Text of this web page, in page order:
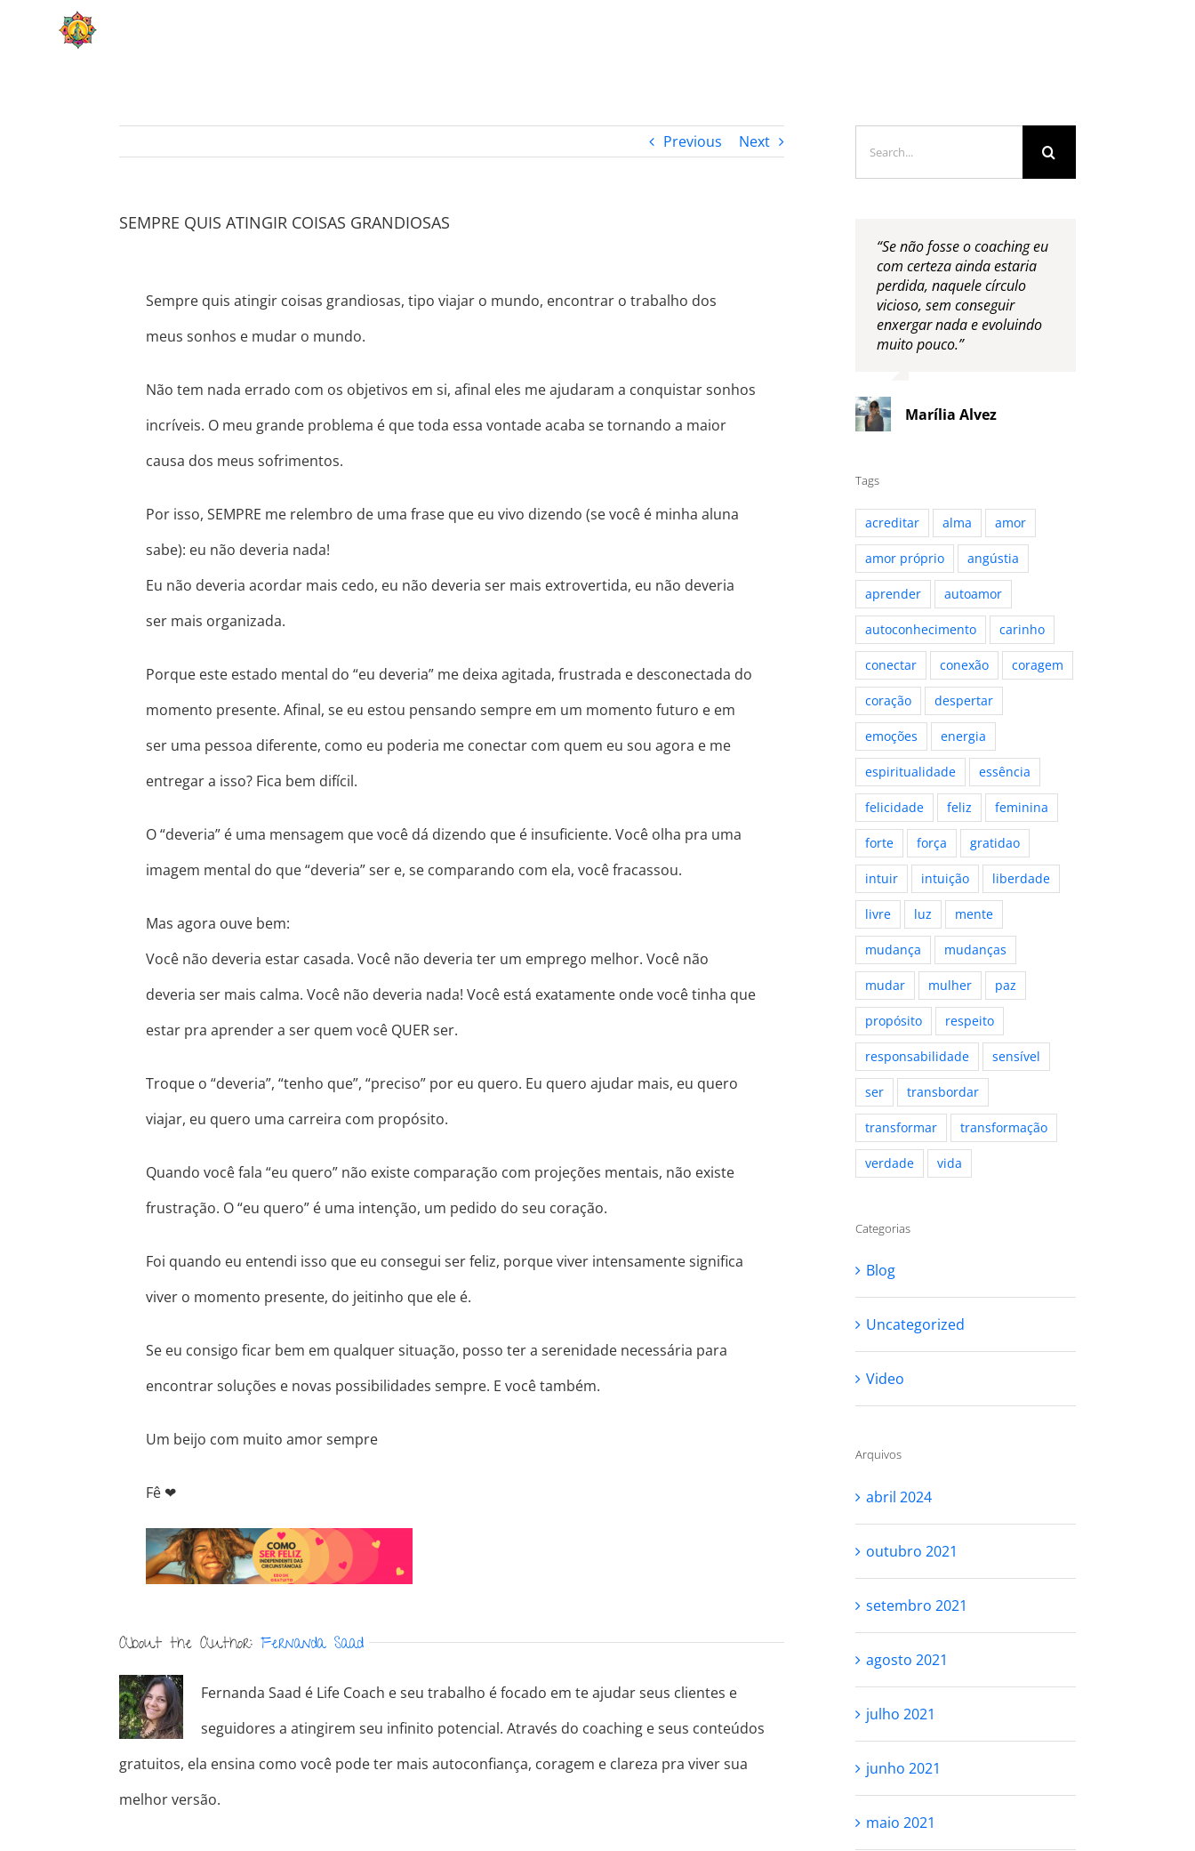
Previous Next
SEMPRE QUIS ATINGIR COISAS GRANDIOSAS
Sempre quis atingir coisas grandiosas, tipo viajar o mundo, encontrar o trabalho dos
meus sonhos e mudar o mundo.
Não tem nada errado com os objetivos em si, afinal eles me ajudaram a conquistar sonhos
incríveis. O meu grande problema é que toda essa vontade acaba se tornando a maior
causa dos meus sofrimentos.
Por isso, SEMPRE me relembro de uma frase que eu vivo dizendo (se você é minha aluna
sabe): eu não deveria nada!
Eu não deveria acordar mais cedo, eu não deveria ser mais extrovertida, eu não deveria
ser mais organizada.
Porque este estado mental do “eu deveria” me deixa agitada, frustrada e desconectada do
momento presente. Afinal, se eu estou pensando sempre em um momento futuro e em
ser uma pessoa diferente, como eu poderia me conectar com quem eu sou agora e me
entregar a isso? Fica bem difícil.
O “deveria” é uma mensagem que você dá dizendo que é insuficiente. Você olha pra uma
imagem mental do que “deveria” ser e, se comparando com ela, você fracassou.
Mas agora ouve bem:
Você não deveria estar casada. Você não deveria ter um emprego melhor. Você não
deveria ser mais calma. Você não deveria nada! Você está exatamente onde você tinha que
estar pra aprender a ser quem você QUER ser.
Troque o “deveria”, “tenho que”, “preciso” por eu quero. Eu quero ajudar mais, eu quero
viajar, eu quero uma carreira com propósito.
Quando você fala “eu quero” não existe comparação com projeções mentais, não existe
frustração. O “eu quero” é uma intenção, um pedido do seu coração.
Foi quando eu entendi isso que eu consegui ser feliz, porque viver intensamente significa
viver o momento presente, do jeitinho que ele é.
Se eu consigo ficar bem em qualquer situação, posso ter a serenidade necessária para
encontrar soluções e novas possibilidades sempre. E você também.
Um beijo com muito amor sempre
Fê ❤
About the Author:Fernanda Saad
Fernanda Saad é Life Coach e seu trabalho é focado em te ajudar seus clientes e
seguidores a atingirem seu infinito potencial. Através do coaching e seus conteúdos
gratuitos, ela ensina como você pode ter mais autoconfiança, coragem e clareza pra viver sua
melhor versão.
for:
“Se não fosse o coaching eu
com certeza ainda estaria
perdida, naquele círculo
vicioso, sem conseguir
enxergar nada e evoluindo
muito pouco.”
Marília Alvez
Tags
acreditar alma amor
amor próprio angústia
aprender autoamor
autoconhecimento carinho
conectar conexão coragem
coração despertar
emoções energia
espiritualidade essência
felicidade feliz feminina
forte força gratidao
intuir intuição liberdade
livre luz mente
mudança mudanças
mudar mulher paz
propósito respeito
responsabilidade sensível
ser transbordar
transformar transformação
verdade vida
Categorias
Blog
Uncategorized
Video
Arquivos
abril 2024
outubro 2021
setembro 2021
agosto 2021
julho 2021
junho 2021
maio 2021